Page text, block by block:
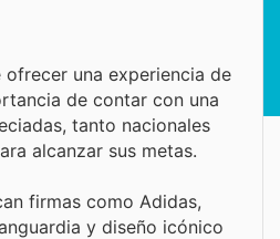
una experiencia de
de contar con una
tanto nacionales
alcanzar sus metas.
firmas como Adidas,
y diseño icónico